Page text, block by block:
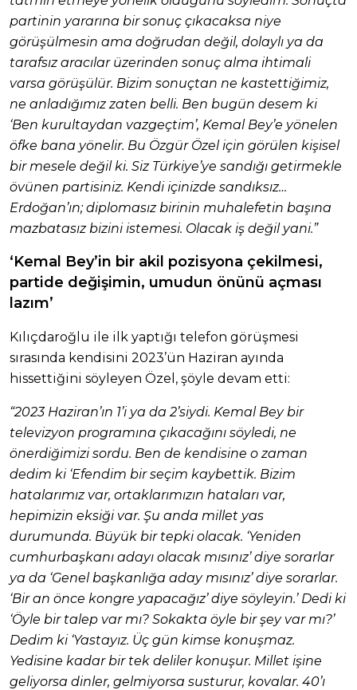
partinin yararına bir sonuç çıkacaksa niye
görüşülmesin ama doğrudan değil, dolaylı ya da
tarafsız aracılar üzerinden sonuç alma ihtimali
varsa görüşülür. Bizim sonuçtan ne kastettiğimiz,
ne anladığımız zaten belli. Ben bugün desem ki
‘Ben kurultaydan vazgeçtim’, Kemal Bey’e yönelen
öfke bana yönelir. Bu Özgür Özel için görülen kişisel
bir mesele değil ki. Siz Türkiye’ye sandığı getirmekle
övünen partisiniz. Kendi içinizde sandıksız…
Erdoğan’ın; diplomasız birinin muhalefetin başına
mazbatasız bizini istemesi. Olacak iş değil yani.”
‘Kemal Bey’in bir akil pozisyona çekilmesi,
partide değişimin, umudun önünü açması
lazım’
Kılıçdaroğlu ile ilk yaptığı telefon görüşmesi
sırasında kendisini 2023’ün Haziran ayında
hissettiğini söyleyen Özel, şöyle devam etti:
“2023 Haziran’ın 1’i ya da 2’siydi. Kemal Bey bir
televizyon programına çıkacağını söyledi, ne
önerdiğimizi sordu. Ben de kendisine o zaman
dedim ki ‘Efendim bir seçim kaybettik. Bizim
hatalarımız var, ortaklarımızın hataları var,
hepimizin eksiği var. Şu anda millet yas
durumunda. Büyük bir tepki olacak. ‘Yeniden
cumhurbaşkanı adayı olacak mısınız’ diye sorarlar
ya da ‘Genel başkanlığa aday mısınız’ diye sorarlar.
‘Bir an önce kongre yapacağız’ diye söyleyin.’ Dedi ki
‘Öyle bir talep var mı? Sokakta öyle bir şey var mı?’
Dedim ki ‘Yastayız. Üç gün kimse konuşmaz.
Yedisine kadar bir tek deliler konuşur. Millet işine
geliyorsa dinler, gelmiyorsa susturur, kovalar. 40’ı